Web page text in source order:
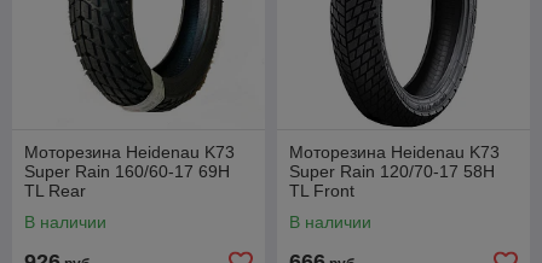
Моторезина Heidenau K73
Super Rain 160/60-17 69H
TL Rear
В наличии
Моторезина Heidenau K73
Super Rain 120/70-17 58H
TL Front
В наличии